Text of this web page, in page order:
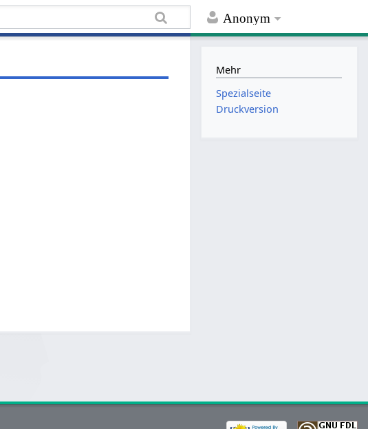
Anonym
Mehr
Spezialseite
Druckversion